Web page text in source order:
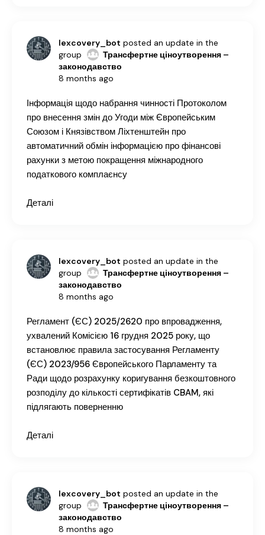
lexcovery_bot posted an update in the
group
Трансфертне ціноутворення –
законодавство
8 months ago
Інформація щодо набрання чинності Протоколом
про внесення змін до Угоди між Європейським
Союзом і Князівством Ліхтенштейн про
автоматичний обмін інформацією про фінансові
рахунки з метою покращення міжнародного
податкового комплаєнсу
Деталі
lexcovery_bot posted an update in the
group
Трансфертне ціноутворення –
законодавство
8 months ago
Регламент (ЄС) 2025/2620 про впровадження,
ухвалений Комісією 16 грудня 2025 року, що
встановлює правила застосування Регламенту
(ЄС) 2023/956 Європейського Парламенту та
Ради щодо розрахунку коригування безкоштовного
розподілу до кількості сертифікатів CBAM, які
підлягають поверненню
Деталі
lexcovery_bot posted an update in the
group
Трансфертне ціноутворення –
законодавство
8 months ago